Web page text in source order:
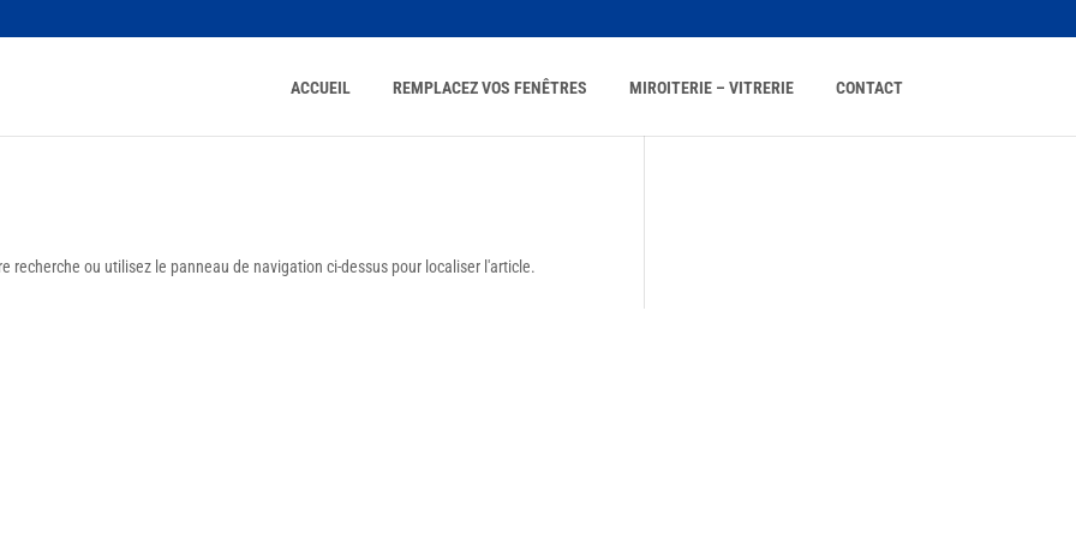
ACCUEIL REMPLACEZ VOS FENÊTRES MIROITERIE – VITRERIE CONTACT
recherche ou utilisez le panneau de navigation ci-dessus pour localiser l'article.